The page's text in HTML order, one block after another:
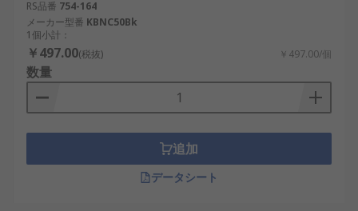
RS品番 754-164
メーカー型番 KBNC50Bk
1個小計：
￥497.00(税抜) ￥497.00/個
数量
追加
データシート